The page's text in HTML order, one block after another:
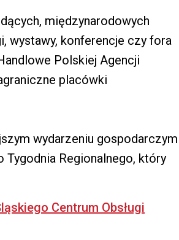
międzynarodowych
wystawy, konferencje czy fora
Polskiej Agencji
placówki
wydarzeniu gospodarczym
Regionalnego, który
Centrum Obsługi